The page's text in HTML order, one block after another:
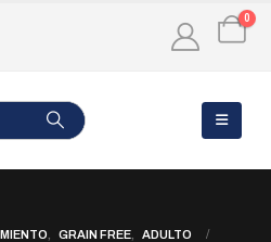
0
GRAIN FREE
ADULTO